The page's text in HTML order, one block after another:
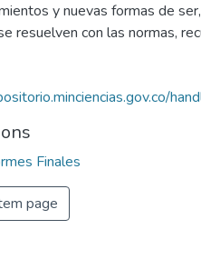
y nuevas formas de
resuelven con las normas,
Finales
page